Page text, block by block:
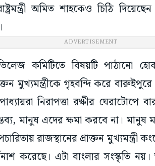
অমিত শাহকেও চিঠি
ADVERTISEMENT
কমিটিতে বিষয়টি পাঠানো
মুখ্যমন্ত্রীকে গৃহবন্দি করে
নিরাপত্তা রক্ষীর ঘেরাটোপে
মানুষ এদের ক্ষমা করবে না। মানুষ
রাজস্থানের প্রাক্তন
করেছে। এটা বাংলার সংস্কৃতি